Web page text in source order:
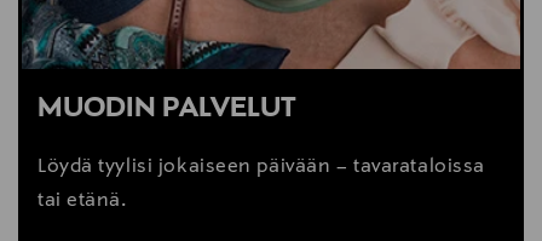
MUODIN PALVELUT
Löydä tyylisi jokaiseen päivään – tavarataloissa
tai etänä.